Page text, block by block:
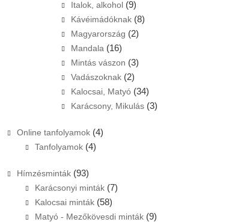
Italok, alkohol (9)
Kávéimádóknak (8)
Magyarország (2)
Mandala (16)
Mintás vászon (3)
Vadászoknak (2)
Kalocsai, Matyó (34)
Karácsony, Mikulás (3)
Online tanfolyamok (4)
Tanfolyamok (4)
Hímzésminták (93)
Karácsonyi minták (7)
Kalocsai minták (58)
Matyó - Mezőkövesdi minták (9)